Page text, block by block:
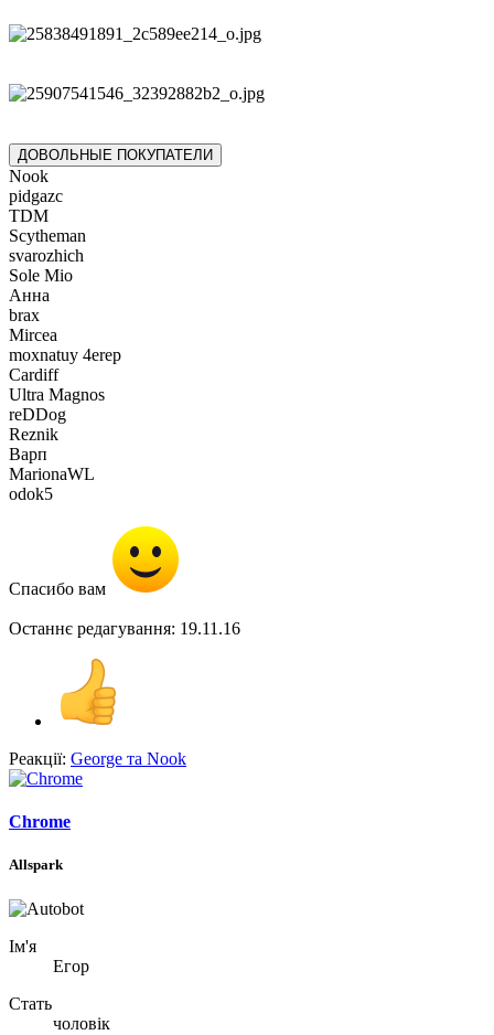
ДОВОЛЬНЫЕ ПОКУПАТЕЛИ
Nook
pidgazc
TDM
Scytheman
svarozhich
Sole Mio
Анна
brax
Mircea
moxnatuy 4erep
Cardiff
Ultra Magnos
reDDog
Reznik
Варп
MarionaWL
odok5
Спасибо вам
Останнє редагування: 19.11.16
Реакції: George та Nook
Chrome
Allspark
Ім'я
Егор
Стать
чоловік